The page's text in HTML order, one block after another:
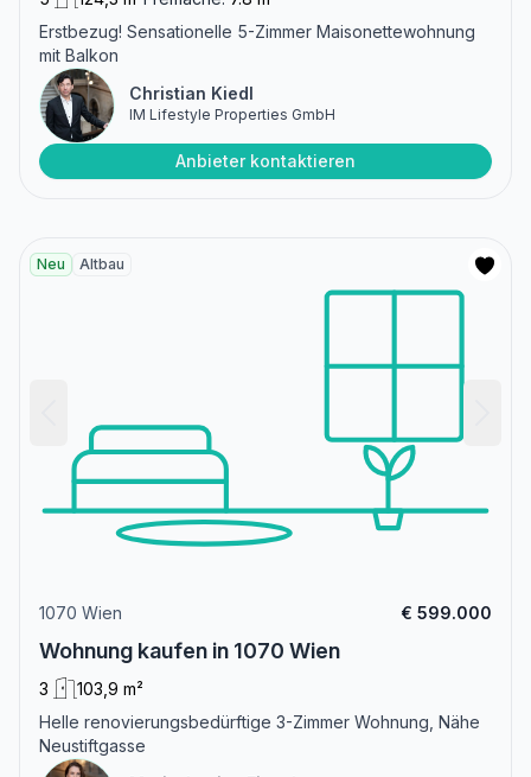
Erstbezug! Sensationelle 5-Zimmer Maisonettewohnung
mit Balkon
Christian Kiedl
IM Lifestyle Properties GmbH
Anbieter kontaktieren
Neu Altbau
1070 Wien € 599.000
Wohnung kaufen in 1070 Wien
3
103,9 m²
Helle renovierungsbedürftige 3-Zimmer Wohnung, Nähe
Neustiftgasse